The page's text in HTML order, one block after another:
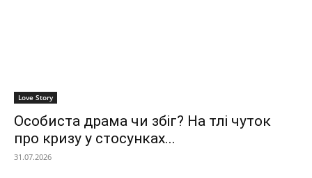
Love Story
Особиста драма чи збіг? На тлі чуток
про кризу у стосунках...
31.07.2026